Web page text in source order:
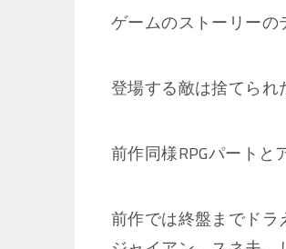
ゲームのストーリー
登場する敵は捨てら
前作同様RPGパート
前作では終盤までド